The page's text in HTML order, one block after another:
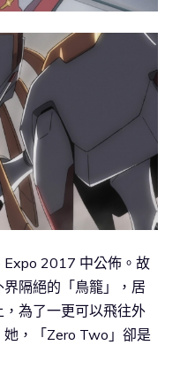
2017 中公佈。故
隔絕的「鳥籠」，居
為了一更可以飛往外
，「Zero Two」卻是